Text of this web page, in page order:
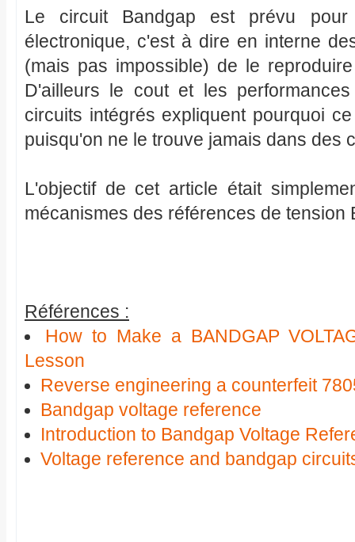
Le circuit Bandgap est prévu
électronique, c'est à dire en interne
(mais pas impossible) de le
D'ailleurs le cout et les
circuits intégrés expliquent pourquoi
puisqu'on ne le trouve jamais dans des
L'objectif de cet article était
mécanismes des références de
Références :
How to Make a BANDGAP
Lesson
Reverse engineering a counterfeit
Bandgap voltage reference
Introduction to Bandgap Voltage
Voltage reference and bandgap